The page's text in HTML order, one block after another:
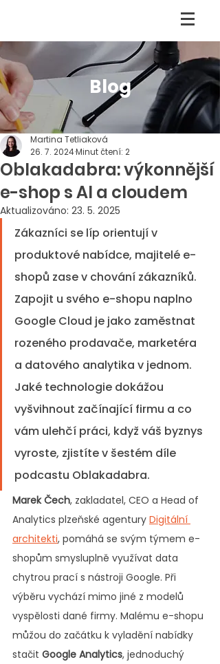
Blog
Oblakadabra: výkonnější
e-shop s AI a cloudem
Martina Tetliaková
26. 7. 2024Minut čtení: 2
Aktualizováno: 23. 5. 2025
Zákazníci se líp orientují v
produktové nabídce, majitelé e-
shopů zase v chování zákazníků.
Zapojit u svého e-shopu naplno
Google Cloud je jako zaměstnat
rozeného prodavače, marketéra
a datového analytika v jednom.
Jaké technologie dokážou
vyšvihnout začínající firmu a co
vám ulehčí práci, když váš byznys
vyroste, zjistíte v šestém díle
podcastu Oblakadabra.
Marek Čech, zakladatel, CEO a Head of
Analytics plzeňské agentury Digitální
architekti, pomáhá se svým týmem e-
shopům smysluplně využívat data
chytrou prací s nástroji Google. Při
výběru vychází mimo jiné z modelů
vyspělosti dané firmy. Malému e-shopu
můžou do začátku k vyladění nabídky
stačit Google Analytics, jednoduchý